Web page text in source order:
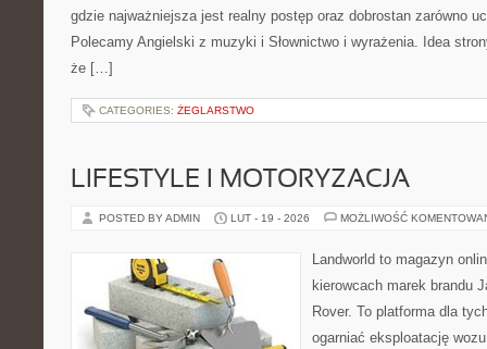
gdzie najważniejsza jest realny postęp oraz dobrostan zarówno
Polecamy Angielski z muzyki i Słownictwo i wyrażenia. Idea
że […]
CATEGORIES: ŻEGLARSTWO
LIFESTYLE I MOTORYZACJA
POSTED BY ADMIN LUT - 19 - 2026 MOŻLIWOŚĆ
Landworld to magazyn
kierowcach marek brandu
Rover. To platforma dla
ogarniać eksploatację